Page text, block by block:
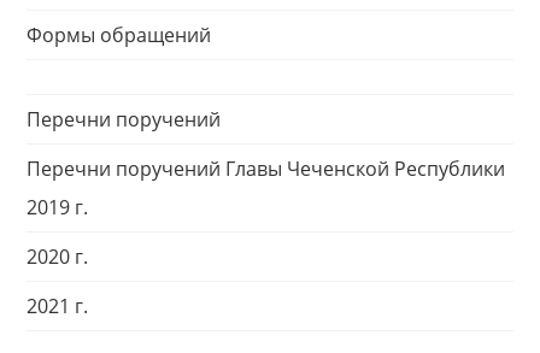
Формы обращений
Перечни поручений
Перечни поручений Главы Чеченской Республики
2019 г.
2020 г.
2021 г.